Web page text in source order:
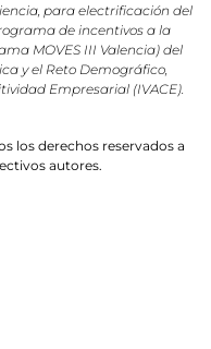
para electrificación del
de incentivos a la
MOVES III Valencia) del
y el Reto Demográfico,
Empresarial (IVACE).
los derechos reservados a
autores.